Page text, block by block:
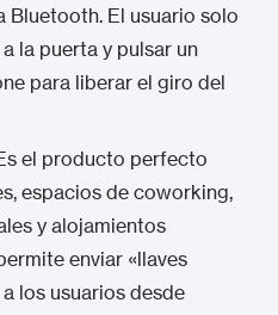
Bluetooth. El usuario solo
la puerta y pulsar un
para liberar el giro del
el producto perfecto
espacios de coworking,
y alojamientos
enviar «llaves
los usuarios desde